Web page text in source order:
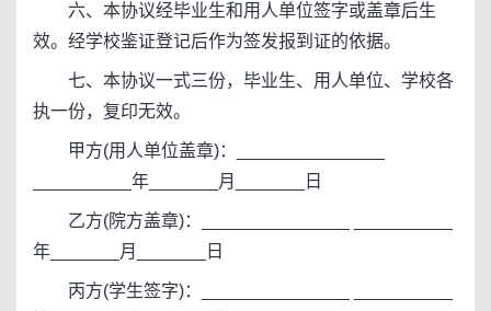
六、本协议经毕业生和用人单位签字或盖章后生
效。经学校鉴证登记后作为签发报到证的依据。
七、本协议一式三份，毕业生、用人单位、学校各
执一份，复印无效。
甲方(用人单位盖章)：_______________
__________年_______月_______日
乙方(院方盖章)：_______________ __________
年_______月_______日
丙方(学生签字)：_______________ __________